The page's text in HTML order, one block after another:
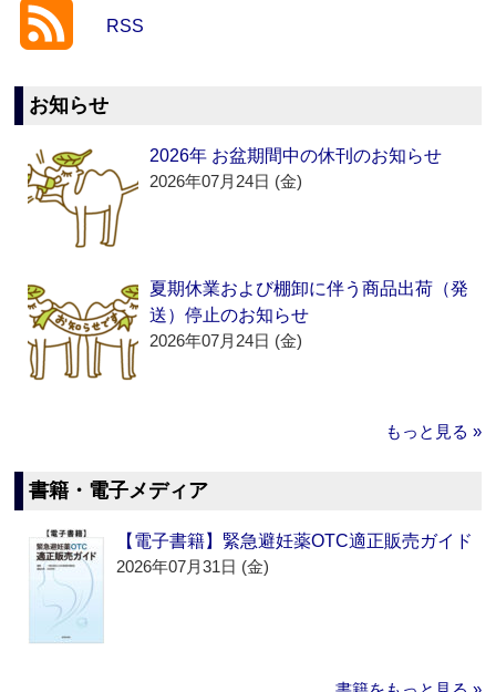
RSS
お知らせ
2026年 お盆期間中の休刊のお知らせ
2026年07月24日 (金)
夏期休業および棚卸に伴う商品出荷（発
送）停止のお知らせ
2026年07月24日 (金)
もっと見る »
書籍・電子メディア
【電子書籍】緊急避妊薬OTC適正販売ガイド
2026年07月31日 (金)